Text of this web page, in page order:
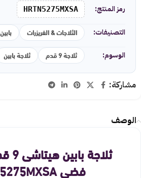
رمز المنتج: HRTN5275MXSA
التصنيفات: الثلاجات & الفريزرات بابين
الوسوم: ثلاجة 9 قدم ثلاجة بابين
مشاركة:
الوصف
فضي HRTN5275MXSA